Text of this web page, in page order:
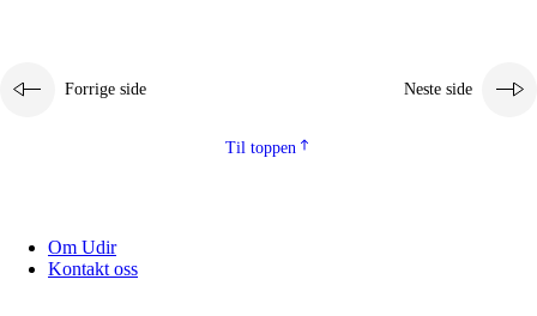
Forrige side Neste side
Til toppen
Om Udir
Kontakt oss